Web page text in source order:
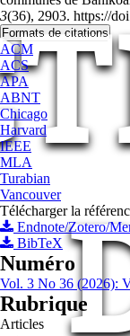
3(36), 2903. https://
Formats de citations
ACM
ACS
APA
ABNT
Chicago
Harvard
IEEE
MLA
Turabian
Vancouver
Télécharger la
Endnote/Zotero/
BibTeX
Numéro
Vol. 3 No 36 (2026):
Rubrique
Articles